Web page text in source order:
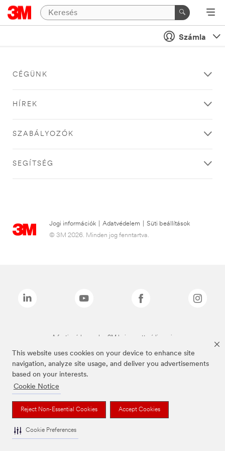
This website uses cookies on your device to enhance site
navigation, analyze site usage, and deliver you advertisements
based on your interests.
Cookie Notice
Reject Non-Essential Cookies Accept Cookies
Cookie Preferences
Számla
CÉGÜNK
HÍREK
SZABÁLYOZÓK
SEGÍTSÉG
Jogi információk Adatvédelem
Süti beállítások
© 3M 2026. Minden jog fenntartva.
A fenti márkanevek a 3M bejegyzett védjegyei.